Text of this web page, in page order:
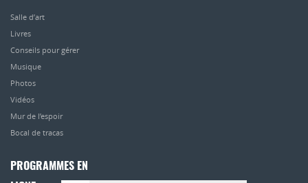
Salle d’art
Livres
Conseils pour gérer
Musique
Photos
Vidéos
Mur de l’espoir
Bocal de tracas
PROGRAMMES EN